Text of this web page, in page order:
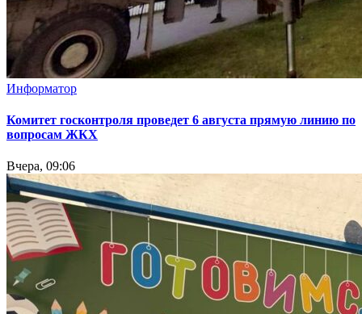
Информатор
Комитет госконтроля проведет 6 августа прямую линию по
вопросам ЖКХ
Вчера, 09:06